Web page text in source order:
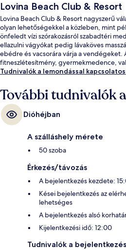
Lovina Beach Club & Resort
Lovina Beach Club & Resort nagyszerű
olyan lehetőségekkel a közleben, mint
önfeledt vízi szórakozásról szabadtéri
ellazulni vágyókat pedig lávaköves
ebédre és vacsorára várja a
fitneszlétesítmény, gyermekmedence,
Tudnivalók a lemondással
További tudnivalók
Dióhéjban
A szálláshely mérete
50 szoba
Érkezés/távozás
A bejelentkezés kezdete:
Kései bejelentkezés az
lehetséges
A bejelentkezés alsó
Kijelentkezési idő: 12:00
Tudnivalók a